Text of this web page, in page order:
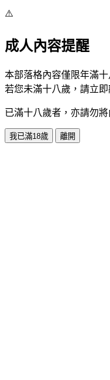
⚠️
成人內容提醒
本部落格內容僅限年滿十
若您未滿十八歲，請立即
已滿十八歲者，亦請勿
我已滿18歲 離開